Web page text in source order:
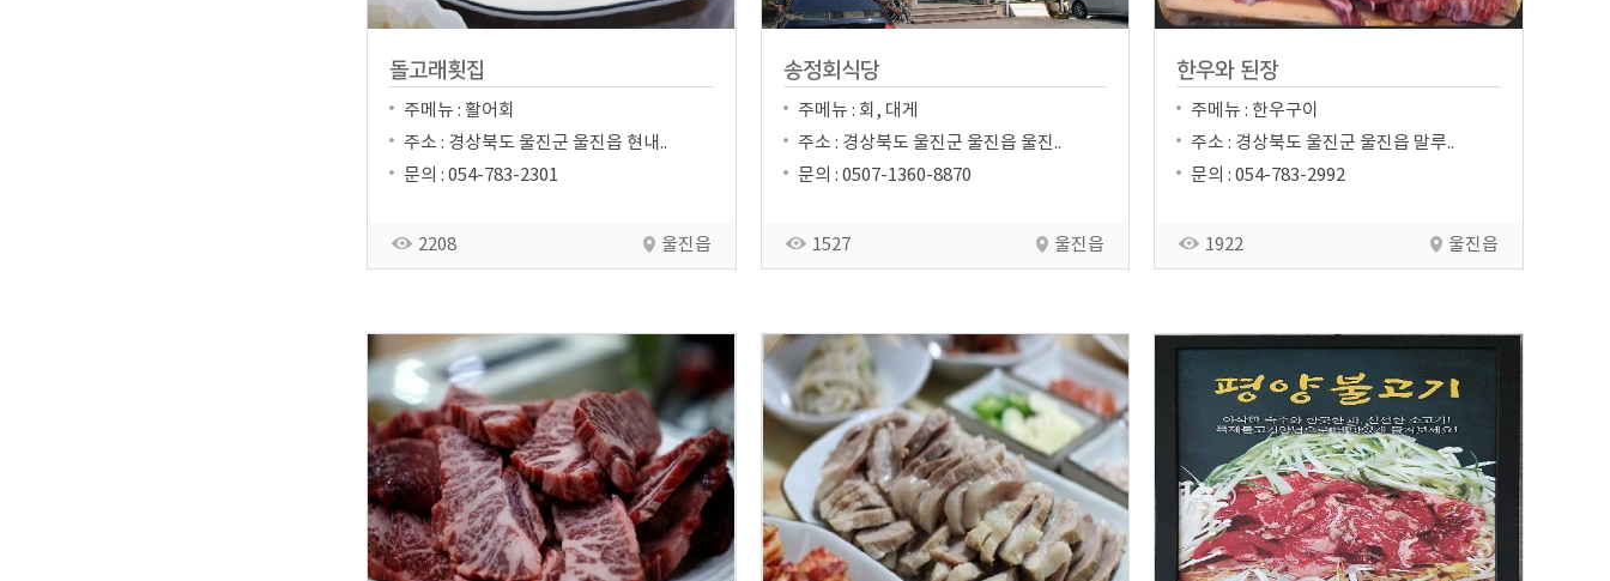
돌고래횟집
주메뉴 : 활어회
주소 : 경상북도 울진군 울진읍 현내..
문의 : 054-783-2301
2208 울진읍
송정회식당
주메뉴 : 회, 대게
주소 : 경상북도 울진군 울진읍 울진..
문의 : 0507-1360-8870
1527 울진읍
한우와 된장
주메뉴 : 한우구이
주소 : 경상북도 울진군 울진읍 말루..
문의 : 054-783-2992
1922 울진읍